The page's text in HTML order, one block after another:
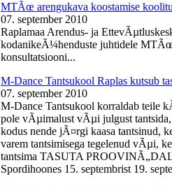
MTÃœ arengukava koostamise
07. september 2010
Raplamaa Arendus- ja
kodanikeÃ¼henduste juhtidele
konsultatsiooni...
M-Dance Tantsukool Raplas kutsub
07. september 2010
M-Dance Tantsukool korraldab teile
pole vÃµimalust vÃµi julgust
kodus nende jÃ¤rgi kaasa tantsinud,
varem tantsimisega tegelenud vÃµi,
tantsima TASUTA
Spordihoones 15. septembrist 19.